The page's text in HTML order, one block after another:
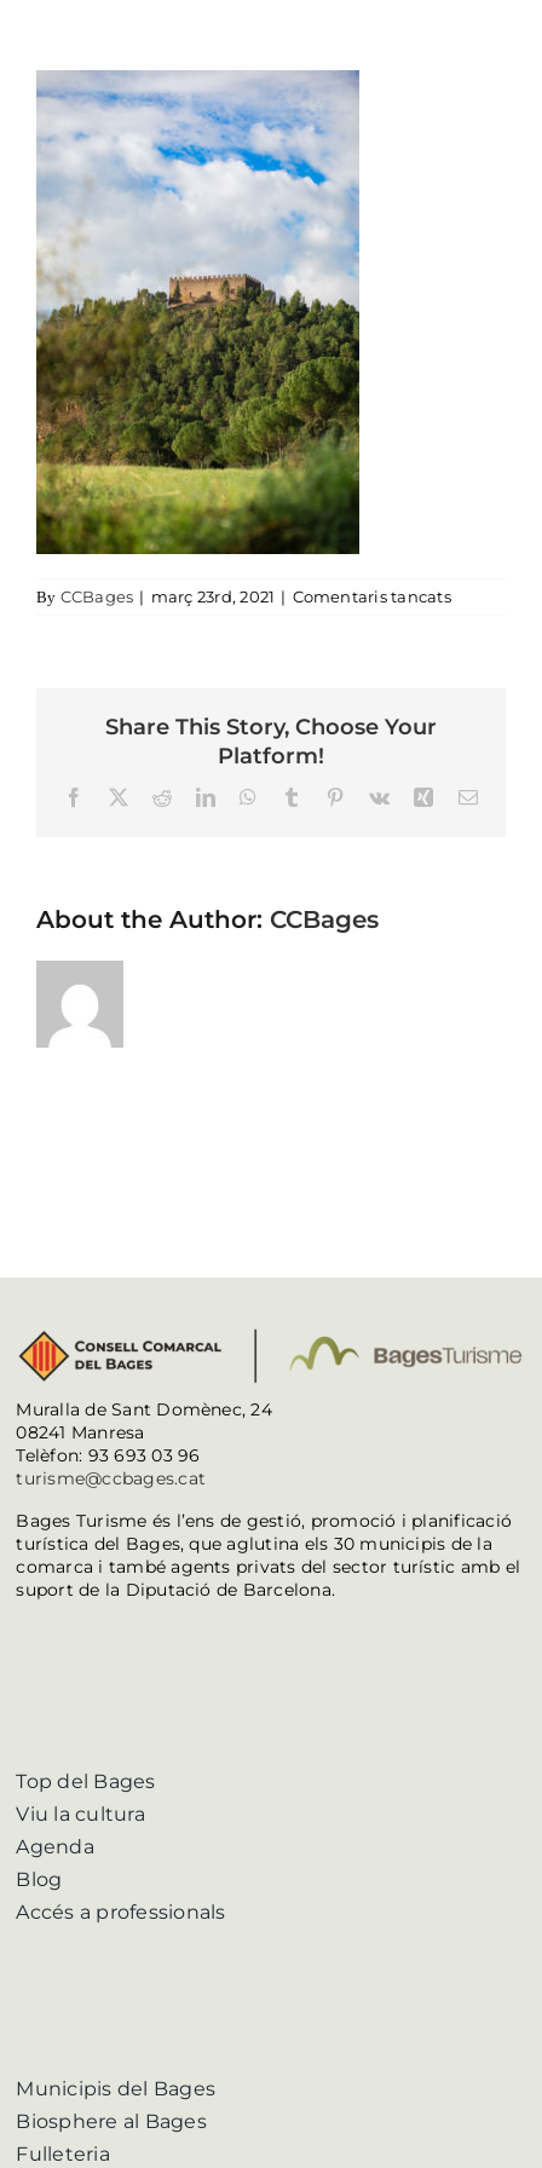
By CCBages | març 23rd, 2021 | Comentaris tancatsa Castell
Share This Story, Choose Your
Platform!
FacebookRedditLinkedInWhatsApp
TumblrPinterest
Vk XingEmail
About the Author: CCBages
Muralla de Sant Domènec, 24
08241 Manresa
Telèfon: 93 693 03 96
turisme@ccbages.cat
Bages Turisme és l’ens de gestió, promoció i planificació
turística del Bages, que aglutina els 30 municipis de la
comarca i també agents privats del sector turístic amb el
suport de la Diputació de Barcelona.
Top del Bages
Viu la cultura
Agenda
Blog
Accés a professionals
Municipis del Bages
Biosphere al Bages
Fulleteria